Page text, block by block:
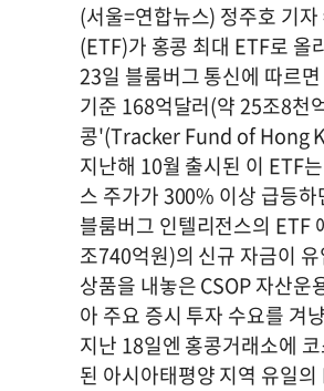
(서울=연합뉴스) 정주호 기
(ETF)가 홍콩 최대 ETF로 올
23일 블룸버그 통신에 따르
기준 168억달러(약 25조8천
콩'(Tracker Fund of Hong
지난해 10월 출시된 이 ETF
스 주가가 300% 이상 급등
블룸버그 인텔리전스의 ETF
조740억원)의 신규 자금이
상품을 내놓은 CSOP 자산
아 주요 증시 투자 수요를 겨
지난 18일엔 홍콩거래소에
된 아시아태평양 지역 유일